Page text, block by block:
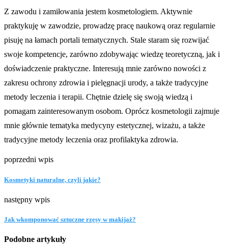
Z zawodu i zamiłowania jestem kosmetologiem. Aktywnie
praktykuję w zawodzie, prowadzę pracę naukową oraz regularnie
pisuję na łamach portali tematycznych. Stale staram się rozwijać
swoje kompetencje, zarówno zdobywając wiedzę teoretyczną, jak i
doświadczenie praktyczne. Interesują mnie zarówno nowości z
zakresu ochrony zdrowia i pielęgnacji urody, a także tradycyjne
metody leczenia i terapii. Chętnie dzielę się swoją wiedzą i
pomagam zainteresowanym osobom. Oprócz kosmetologii zajmuje
mnie głównie tematyka medycyny estetycznej, wizażu, a także
tradycyjne metody leczenia oraz profilaktyka zdrowia.
poprzedni wpis
Kosmetyki naturalne, czyli jakie?
następny wpis
Jak wkomponować sztuczne rzęsy w makijaż?
Podobne artykuły